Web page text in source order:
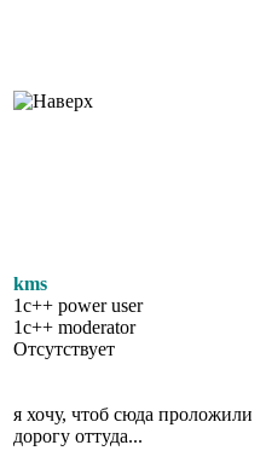
kms
1c++ power user
1c++ moderator
Отсутствует
я хочу, чтоб сюда проложили
дорогу оттуда...